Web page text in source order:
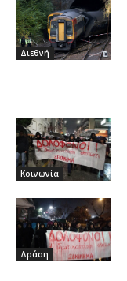
Διεθνή
Κοινωνία
Δράση